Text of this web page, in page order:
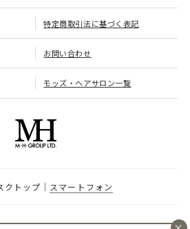
特定商取引法に基づく表記
お問い合わせ
モッズ・ヘアサロン一覧
クトップ スマートフォン